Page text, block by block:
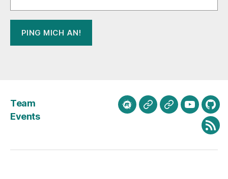
Team
Events
meetup.com
Mastodon
BlueskyYoutube